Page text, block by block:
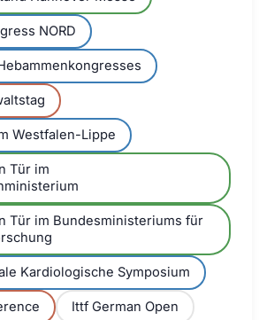
NORD
Westfalen-Lippe
Tür im
Tür im Bundesministeriums für
Kardiologische Symposium
Ittf German Open